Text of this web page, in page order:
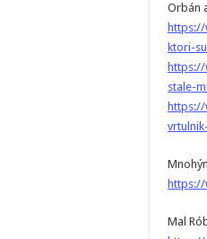
Orbán
ktori-
stale-
Mal